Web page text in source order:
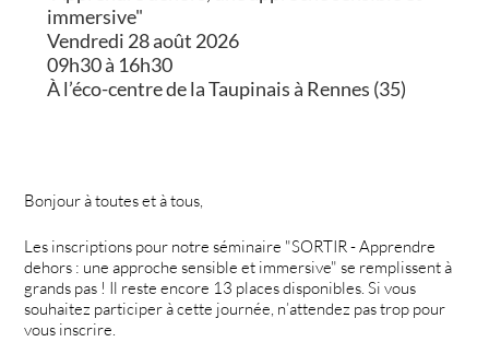
immersive"
Vendredi 28 août 2026
09h30 à 16h30
À l’éco-centre de la Taupinais à Rennes (35)
Bonjour à toutes et à tous,
Les inscriptions pour notre séminaire "SORTIR - Apprendre
dehors : une approche sensible et immersive" se remplissent à
grands pas ! Il reste encore 13 places disponibles. Si vous
souhaitez participer à cette journée, n’attendez pas trop pour
vous inscrire.